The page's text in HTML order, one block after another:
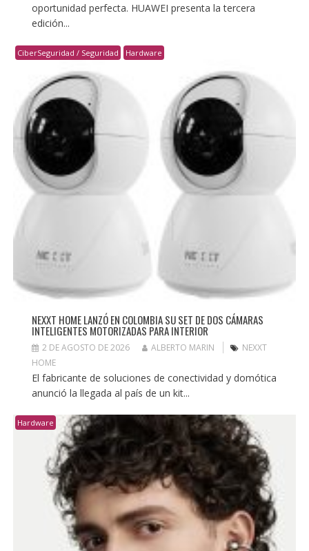
oportunidad perfecta. HUAWEI presenta la tercera
edición...
CiberSeguridad / Seguridad Hardware
NEXXT HOME LANZÓ EN COLOMBIA SU SET DE DOS CÁMARAS
INTELIGENTES MOTORIZADAS PARA INTERIOR
2 DE AGOSTO DE 2026 ALBERTO MARIN
NEXXT
HOME
El fabricante de soluciones de conectividad y domótica
anunció la llegada al país de un kit...
Hardware